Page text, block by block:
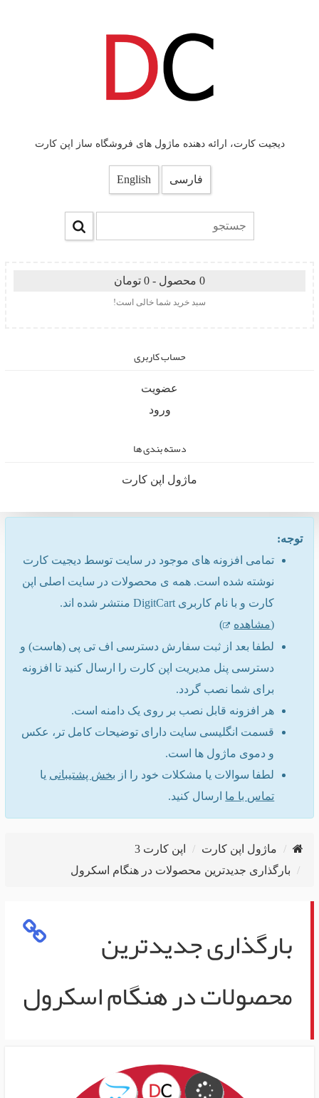
دیجیت کارت، ارائه دهنده ماژول های فروشگاه ساز اپن کارت
فارسی English
0 محصول - 0 تومان
سبد خرید شما خالی است!
حساب کاربری
عضویت
ورود
دسته بندی ها
ماژول اپن کارت
توجه:
تمامی افزونه های موجود در سایت توسط دیجیت کارت
نوشته شده است. همه ی محصولات در سایت اصلی اپن
کارت و با نام کاربری DigitCart منتشر شده اند.
(مشاهده
)
لطفا بعد از ثبت سفارش دسترسی اف تی پی (هاست) و
دسترسی پنل مدیریت اپن کارت را ارسال کنید تا افزونه
برای شما نصب گردد.
هر افزونه قابل نصب بر روی یک دامنه است.
قسمت انگلیسی سایت دارای توضیحات کامل تر، عکس
و دموی ماژول ها است.
لطفا سوالات یا مشکلات خود را از بخش پشتیبانی یا
تماس با ما ارسال کنید.
ماژول اپن کارت
اپن کارت 3
بارگذاری جدیدترین محصولات در هنگام اسکرول
بارگذاری جدیدترین
محصولات در هنگام اسکرول